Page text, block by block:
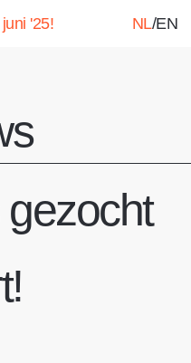
'25! NL/EN
gezocht